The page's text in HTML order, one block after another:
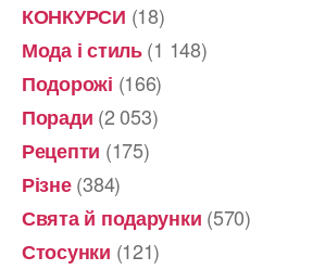
КОНКУРСИ (18)
Мода і стиль(1 148)
Подорожі (166)
Поради (2 053)
Рецепти (175)
Різне(384)
Свята й подарунки (570)
Стосунки (121)